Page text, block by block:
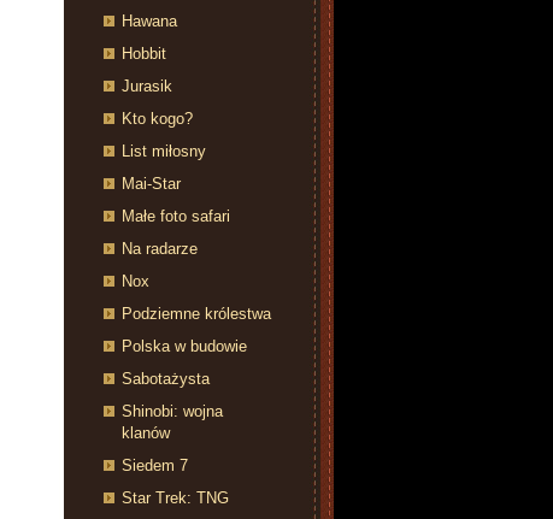
Hawana
Hobbit
Jurasik
Kto kogo?
List miłosny
Mai-Star
Małe foto safari
Na radarze
Nox
Podziemne królestwa
Polska w budowie
Sabotażysta
Shinobi: wojna
klanów
Siedem 7
Star Trek: TNG